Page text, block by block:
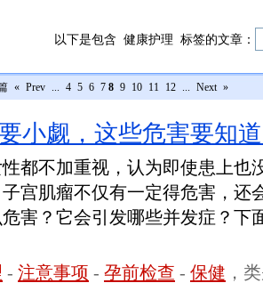
以下是包含 健康护理 标签的文章：
« Prev ... 4 5 6 7 8 9 10 11 12 ... Next »
小觑，这些危害要知
都不加重视，认为即使患上也
宫肌瘤不仅有一定得危害，还
害？它会引发哪些并发症？下
- 注意事项 - 孕前检查 - 保健 ，